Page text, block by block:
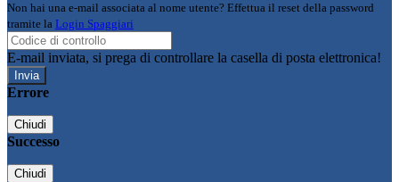
Non hai una e-mail associata al nome utente? Effettua il reset della password
tramite la Login Spaggiari
E-mail inviata, si prega di controllare la casella di posta elettronica!
Errore
Chiudi
Successo
Chiudi